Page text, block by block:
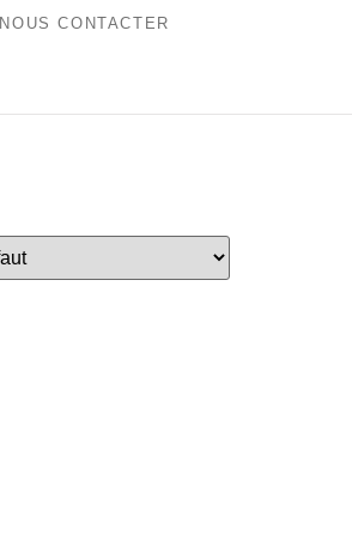
NOUS CONTACTER